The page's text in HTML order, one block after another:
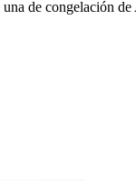
de congelación